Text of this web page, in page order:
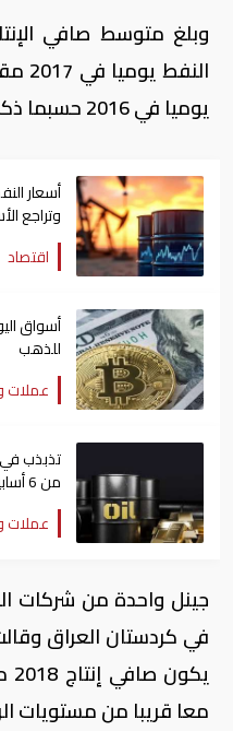
يوميا في 2016 حسبما ذكرت جينل.
وتراجع
اقتصاد
أسواق
للذهب
عملات
تذبذب
من 6 أسابيع
عملات
جينل واحدة من شركات
في كردستان العراق
معا قريبا من مستويات الربع